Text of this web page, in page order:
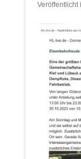
Veröffentlicht